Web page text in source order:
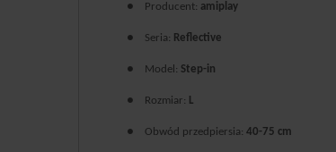
● Producent: amiplay
● Seria: Reflective
● Model: Step-in
● Rozmiar: L
● Obwód przedpiersia: 40-75 cm